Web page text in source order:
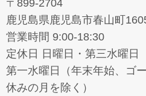
〒899-2704
鹿児島県鹿児島市春山町
営業時間 9:00-18:30
定休日 日曜日・第三水曜日
第一水曜日（年末年始、ゴ
休みの月を除く）